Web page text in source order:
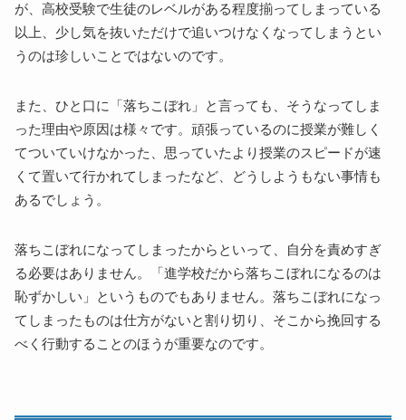
が、高校受験で生徒のレベルがある程度揃ってしまっている
以上、少し気を抜いただけで追いつけなくなってしまうとい
うのは珍しいことではないのです。
また、ひと口に「落ちこぼれ」と言っても、そうなってしま
った理由や原因は様々です。頑張っているのに授業が難しく
てついていけなかった、思っていたより授業のスピードが速
くて置いて行かれてしまったなど、どうしようもない事情も
あるでしょう。
落ちこぼれになってしまったからといって、自分を責めすぎ
る必要はありません。「進学校だから落ちこぼれになるのは
恥ずかしい」というものでもありません。落ちこぼれになっ
てしまったものは仕方がないと割り切り、そこから挽回する
べく行動することのほうが重要なのです。